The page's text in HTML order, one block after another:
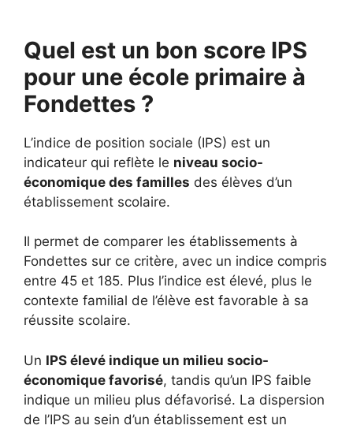
Quel est un bon score IPS
pour une école primaire à
Fondettes ?
L’indice de position sociale (IPS) est un
indicateur qui reflète le niveau socio-
économique des familles des élèves d’un
établissement scolaire.
Il permet de comparer les établissements à
Fondettes sur ce critère, avec un indice compris
entre 45 et 185. Plus l’indice est élevé, plus le
contexte familial de l’élève est favorable à sa
réussite scolaire.
Un IPS élevé indique un milieu socio-
économique favorisé, tandis qu’un IPS faible
indique un milieu plus défavorisé. La dispersion
de l’IPS au sein d’un établissement est un